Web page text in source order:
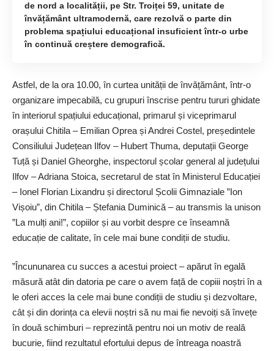
de nord a localității, pe Str. Troiței 59, unitate de
învățământ ultramodernă, care rezolvă o parte din
problema spațiului educațional insuficient într-o urbe
în continuă creștere demografică.
Astfel, de la ora 10.00, în curtea unității de învățământ, într-o
organizare impecabilă, cu grupuri înscrise pentru tururi ghidate
în interiorul spațiului educațional, primarul și viceprimarul
orașului Chitila – ­Emilian Oprea și Andrei Costel, președintele
Consiliului Județean Ilfov – Hubert Thuma, deputații George
Tuță și Daniel Gheorghe, inspectorul școlar general al județului
Ilfov – Adriana Stoica, secretarul de stat în Ministerul Educației
– Ionel Florian Lixandru și directorul Școlii Gimnaziale ”Ion
Vișoiu”, din Chitila – Ștefania Duminică – au transmis la unison
”La mulți ani!”, copiilor și au vorbit despre ce înseamnă
educație de calitate, în cele mai bune condiții de studiu.
”Încununarea cu succes a acestui proiect – apărut în egală
măsură atât din datoria pe care o avem față de copiii noștri în a
le oferi acces la cele mai bune condiții de studiu și dezvoltare,
cât și din dorința ca elevii noștri să nu mai fie nevoiți să învețe
în două schimburi – reprezintă pentru noi un motiv de reală
bucurie, fiind rezultatul efortului depus de întreaga noastră